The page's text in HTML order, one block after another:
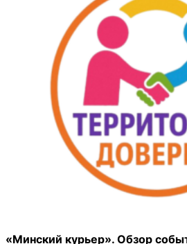
«Минский курьер». Обзор